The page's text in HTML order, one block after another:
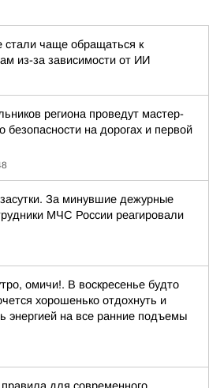
стали чаще обращаться к
из-за зависимости от ИИ
региона проведут мастер-
безопасности на дорогах и первой
За минувшие дежурные
МЧС России реагировали
омичи!. В воскресенье будто
хорошенько отдохнуть и
энергией на все ранние подъемы